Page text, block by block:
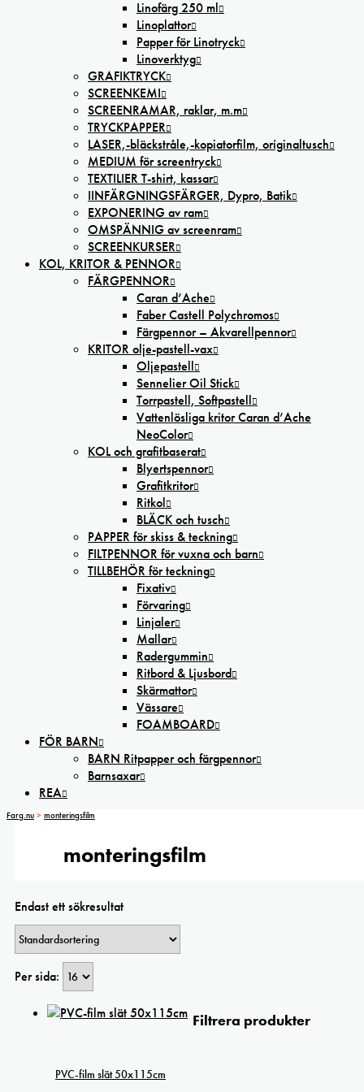
Linofärg 250 ml
Linoplattor
Papper för Linotryck
Linoverktyg
GRAFIKTRYCK
SCREENKEMI
SCREENRAMAR, raklar, m.m
TRYCKPAPPER
LASER,-bläckstråle,-kopiatorfilm, oríginaltusch
MEDIUM för screentryck
TEXTILIER T-shirt, kassar
IINFÄRGNINGSFÄRGER, Dypro, Batik
EXPONERING av ram
OMSPÄNNIG av screenram
SCREENKURSER
KOL, KRITOR & PENNOR
FÄRGPENNOR
Caran d’Ache
Faber Castell Polychromos
Färgpennor – Akvarellpennor
KRITOR olje-pastell-vax
Oljepastell
Sennelier Oil Stick
Torrpastell, Softpastell
Vattenlösliga kritor Caran d’Ache
NeoColor
KOL och grafitbaserat
Blyertspennor
Grafitkritor
Ritkol
BLÄCK och tusch
PAPPER för skiss & teckning
FILTPENNOR för vuxna och barn
TILLBEHÖR för teckning
Fixativ
Förvaring
Linjaler
Mallar
Radergummin
Ritbord & Ljusbord
Skärmattor
Vässare
FOAMBOARD
FÖR BARN
BARN Ritpapper och färgpennor
Barnsaxar
REA
Farg.nu > monteringsfilm
monteringsfilm
Endast ett sökresultat
Per sida:
PVC-film slät 50x115cm
Filtrera produkter